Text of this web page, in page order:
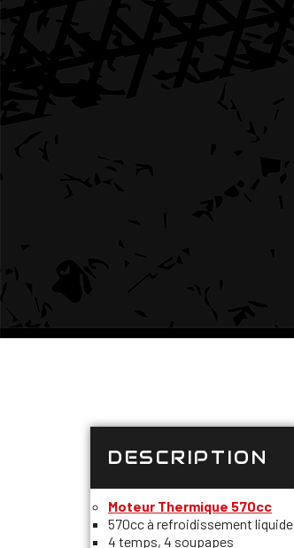
DESCRIPTION
Moteur Thermique 570cc
570cc à refroidissement liquide
4 temps, 4 soupapes